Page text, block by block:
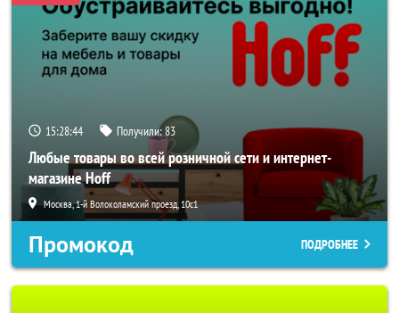
15:28:42 Получили:83
Любые товары во всей розничной сети и интернет-
магазине Hoff
Москва, 1-й Волоколамский проезд, 10с1
Промокод ПОДРОБНЕЕ